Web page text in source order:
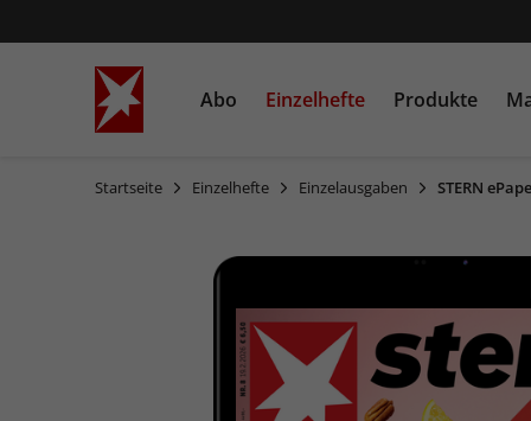
Abo Einzelhefte Produkte
Startseite Einzelhefte Einzelausgaben STERN